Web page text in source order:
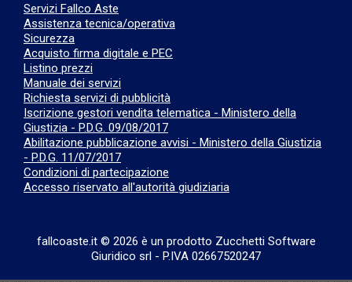
Servizi Fallco Aste
Assistenza tecnica/operativa
Sicurezza
Acquisto firma digitale e PEC
Listino prezzi
Manuale dei servizi
Richiesta servizi di pubblicità
Iscrizione gestori vendita telematica - Ministero della
Giustizia - P.D.G. 09/08/2017
Abilitazione pubblicazione avvisi - Ministero della Giustizia
- P.D.G. 11/07/2017
Condizioni di partecipazione
Accesso riservato all'autorità giudiziaria
fallcoaste.it © 2026 è un prodotto Zucchetti Software
Giuridico srl - P.IVA 02667520247